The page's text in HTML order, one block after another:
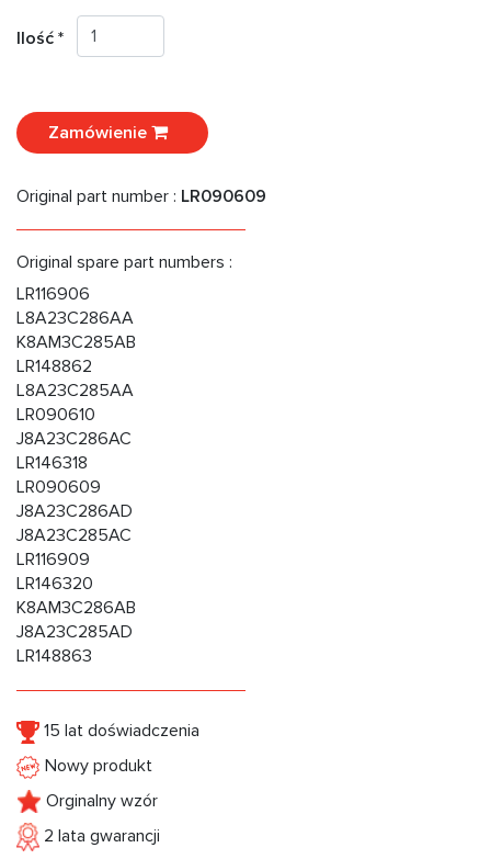
Ilość *
Zamówienie
Original part number : LR090609
Original spare part numbers :
LR116906
L8A23C286AA
K8AM3C285AB
LR148862
L8A23C285AA
LR090610
J8A23C286AC
LR146318
LR090609
J8A23C286AD
J8A23C285AC
LR116909
LR146320
K8AM3C286AB
J8A23C285AD
LR148863
15 lat doświadczenia
Nowy produkt
Orginalny wzór
2 lata gwarancji